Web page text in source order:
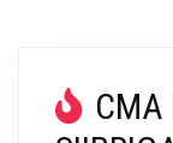
CMA